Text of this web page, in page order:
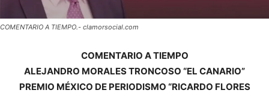
COMENTARIO A TIEMPO.- clamorsocial.com
COMENTARIO A TIEMPO
ALEJANDRO MORALES TRONCOSO “EL CANARIO”
PREMIO MÉXICO DE PERIODISMO “RICARDO FLORES